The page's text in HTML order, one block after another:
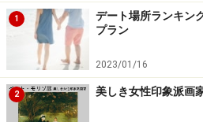
1
デート場所ランキン
プラン
2023/01/16
2 美しき女性印象派画